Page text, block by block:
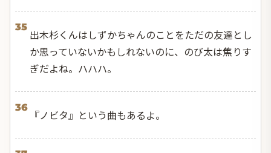
35
出木杉くんはしずかちゃんのことをただの友達とし
か思っていないかもしれないのに、のび太は焦りす
ぎだよね。ハハハ。
36
『ノビタ』という曲もあるよ。